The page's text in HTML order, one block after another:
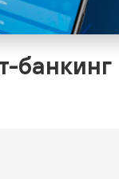
банкинг